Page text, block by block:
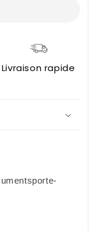
Livraison rapide
porte-